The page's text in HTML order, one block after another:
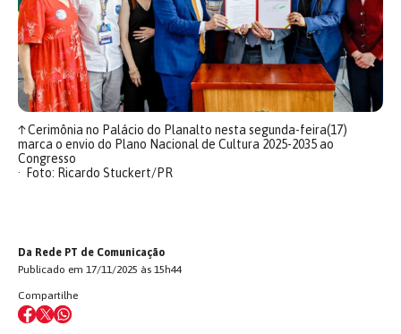
↑Cerimônia no Palácio do Planalto nesta segunda-feira(17)
marca o envio do Plano Nacional de Cultura 2025-2035 ao
Congresso
Foto: Ricardo Stuckert/PR
Da Rede PT de Comunicação
Publicado em 17/11/2025 às 15h44
Compartilhe